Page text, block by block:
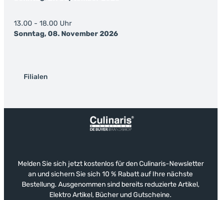
13.00 - 18.00 Uhr
Sonntag, 08. November 2026
Filialen
Melden Sie sich jetzt kostenlos für den Culinaris-Newsletter
an und sichern Sie sich 10 % Rabatt auf Ihre nächste
Bestellung. Ausgenommen sind bereits reduzierte Artikel,
Elektro Artikel, Bücher und Gutscheine.